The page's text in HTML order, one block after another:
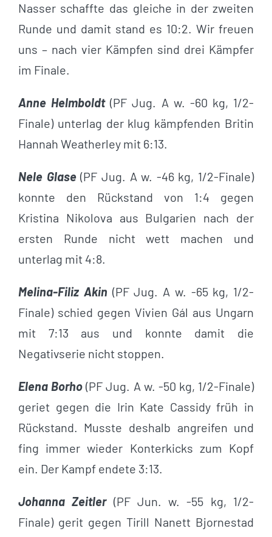
Nasser schaffte das gleiche in der zweiten
Runde und damit stand es 10:2. Wir freuen
uns – nach vier Kämpfen sind drei Kämpfer
im Finale.
Anne Helmboldt(PF Jug. A w. -60 kg, 1/2-
Finale) unterlag der klug kämpfenden Britin
Hannah Weatherley mit 6:13.
Nele Glase(PF Jug. A w. -46 kg, 1/2-Finale)
konnte den Rückstand von 1:4 gegen
Kristina Nikolova aus Bulgarien nach der
ersten Runde nicht wett machen und
unterlag mit 4:8.
Melina-Filiz Akin (PF Jug. A w. -65 kg, 1/2-
Finale) schied gegen Vivien Gál aus Ungarn
mit 7:13 aus und konnte damit die
Negativserie nicht stoppen.
Elena Borho (PF Jug. A w. -50 kg, 1/2-Finale)
geriet gegen die Irin Kate Cassidy früh in
Rückstand. Musste deshalb angreifen und
fing immer wieder Konterkicks zum Kopf
ein. Der Kampf endete 3:13.
Johanna Zeitler(PF Jun. w. -55 kg, 1/2-
Finale) gerit gegen Tirill Nanett Bjornestad